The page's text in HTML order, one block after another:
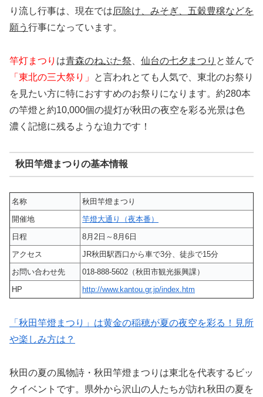
り流し行事は、現在では厄除け、みそぎ、五穀豊穣などを
願う 行事になっています。
竿灯まつり は青森のねぶた祭 仙台の七夕まつり と並んで
「東北の三大祭り」
と言われとても人気で、東北のお祭り
を見たい方に特におすすめのお祭りになります。約280本
の竿燈と約10,000個の提灯が秋田の夜空を彩る光景は色
濃く記憶に残るような迫力です！
秋田竿燈まつりの基本情報
名称
秋田竿燈まつり
開催地
竿燈大通り（夜本番）
日程
8月2日～8月6日
アクセス
JR秋田駅西口から車で3分、徒歩で15分
お問い合わせ先
018-888-5602（秋田市観光振興課）
HP
http://www.kantou.gr.jp/index.htm
「秋田竿燈まつり」は黄金の稲穂が夏の夜空を彩る！見所
や楽しみ方は？
秋田の夏の風物詩・秋田竿燈まつりは東北を代表するビッ
クイベントです。県外から沢山の人たちが訪れ秋田の夏を